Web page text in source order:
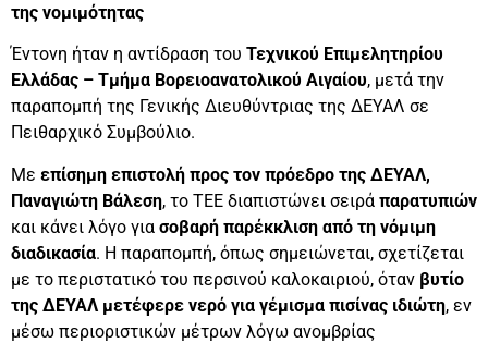
της νομιμότητας
Έντονη ήταν η αντίδραση του Τεχνικού Επιμελητηρίου
Ελλάδας – Τμήμα Βορειοανατολικού Αιγαίου, μετά την
παραπομπή της Γενικής Διευθύντριας της ΔΕΥΑΛ σε
Πειθαρχικό Συμβούλιο.
Με επίσημη επιστολή προς τον πρόεδρο της ΔΕΥΑΛ,
Παναγιώτη Βάλεση, το ΤΕΕ διαπιστώνει σειρά παρατυπιών
και κάνει λόγο για σοβαρή παρέκκλιση από τη νόμιμη
διαδικασία. Η παραπομπή, όπως σημειώνεται, σχετίζεται
με το περιστατικό του περσινού καλοκαιριού, όταν βυτίο
της ΔΕΥΑΛ μετέφερε νερό για γέμισμα πισίνας ιδιώτη, εν
μέσω περιοριστικών μέτρων λόγω ανομβρίας